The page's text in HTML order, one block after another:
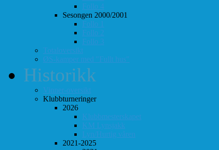
Follo 4
Sesongen 2000/2001
Follo 1
Follo 2
Follo 3
Totaloversikt
ØS-kamper med "Fullt hus"
Historikk
Vinner-oversikt
Klubbturneringer
2026
Klubbmesterskapet
KM Lynsjakk
Lyn/Hurtig våren
2021-2025